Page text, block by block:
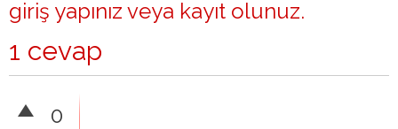
giriş yapınız veya kayıt olunuz.
1 cevap
0